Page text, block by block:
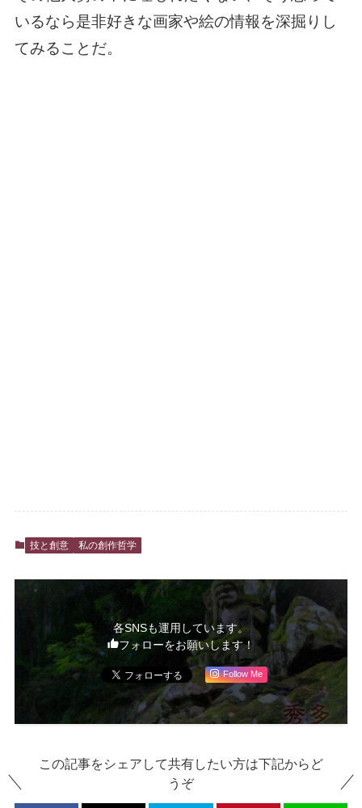
いるなら是非好きな画家や絵の情報を深掘りし
てみることだ。
技と創意 私の創作哲学
各SNSも運用しています。
フォローをお願いします！
Follow Me
この記事をシェアして共有したい方は下記からど
うぞ